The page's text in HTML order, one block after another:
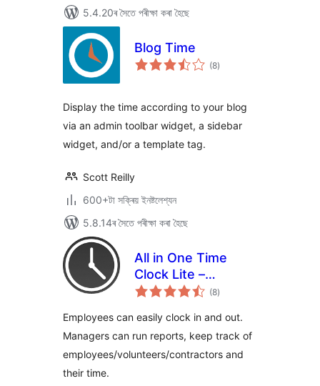
5.4.20ৰ সৈতে পৰীক্ষা কৰা হৈছে
Blog Time
(8টা
মুঠ)
Display the time according to your blog
via an admin toolbar widget, a sidebar
widget, and/or a template tag.
Scott Reilly
600+টা সক্ৰিয় ইনষ্টলেশ্যন
5.8.14ৰ সৈতে পৰীক্ষা কৰা হৈছে
All in One Time
Clock Lite –
Tracking Employee
Been Easier
(8টা
মুঠ)
Employees can easily clock in and out.
Managers can run reports, keep track of
employees/volunteers/contractors and
their time.